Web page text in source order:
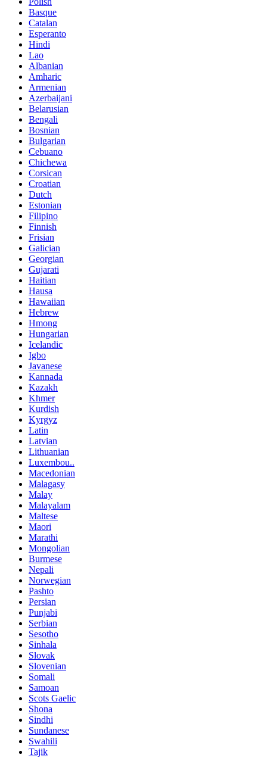
Basque
Catalan
Esperanto
Hindi
Lao
Albanian
Amharic
Armenian
Azerbaijani
Belarusian
Bengali
Bosnian
Bulgarian
Cebuano
Chichewa
Corsican
Croatian
Dutch
Estonian
Filipino
Finnish
Frisian
Galician
Georgian
Gujarati
Haitian
Hausa
Hawaiian
Hebrew
Hmong
Hungarian
Icelandic
Igbo
Javanese
Kannada
Kazakh
Khmer
Kurdish
Kyrgyz
Latin
Latvian
Lithuanian
Luxembou..
Macedonian
Malagasy
Malay
Malayalam
Maltese
Maori
Marathi
Mongolian
Burmese
Nepali
Norwegian
Pashto
Persian
Punjabi
Serbian
Sesotho
Sinhala
Slovak
Slovenian
Somali
Samoan
Scots Gaelic
Shona
Sindhi
Sundanese
Swahili
Tajik